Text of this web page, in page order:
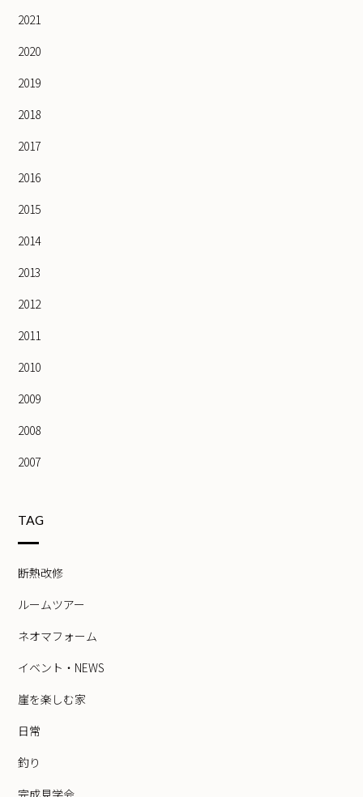
2021
2020
2019
2018
2017
2016
2015
2014
2013
2012
2011
2010
2009
2008
2007
TAG
断熱改修
ルームツアー
ネオマフォーム
イベント・NEWS
崖を楽しむ家
日常
釣り